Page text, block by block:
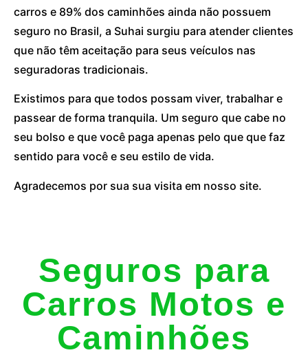
carros e 89% dos caminhões ainda não possuem
seguro no Brasil, a Suhai surgiu para atender clientes
que não têm aceitação para seus veículos nas
seguradoras tradicionais.
Existimos para que todos possam viver, trabalhar e
passear de forma tranquila. Um seguro que cabe no
seu bolso e que você paga apenas pelo que que faz
sentido para você e seu estilo de vida.
Agradecemos por sua sua visita em nosso site.
Seguros para
Carros Motos e
Caminhões